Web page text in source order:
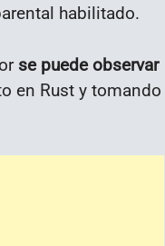
habilitado.
se puede observar
en Rust y tomando